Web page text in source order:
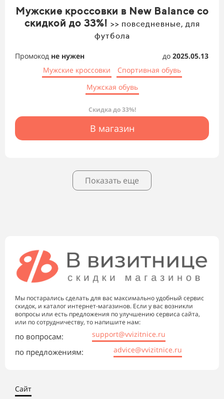
Мужские кроссовки в New Balance со
скидкой до 33%! >> повседневные, для
футбола
Промокод не нужен до 2025.05.13
Мужские кроссовки
Спортивная обувь
Мужская обувь
Скидка до 33%!
В магазин
Показать еще
Мы постарались сделать для вас максимально удобный сервис
скидок, и каталог интернет-магазинов. Если у вас возникли
вопросы или есть предложения по улучшению сервиса сайта,
или по сотрудничеству, то напишите нам:
по вопросам: support@vvizitnice.ru
по предложениям: advice@vvizitnice.ru
Сайт